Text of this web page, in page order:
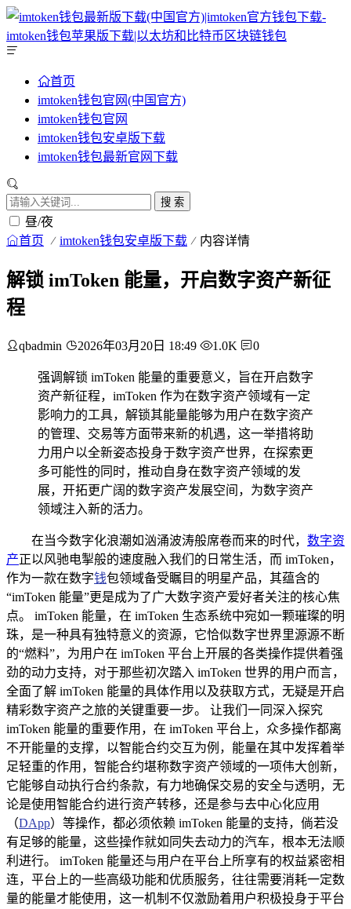
首页
imtoken钱包官网(中国官方)
imtoken钱包官网
imtoken钱包安卓版下载
imtoken钱包最新官网下载
搜 索
昼/夜
首页 imtoken钱包安卓版下载 内容详情
解锁 imToken 能量，开启数字资产新征
程
qbadmin 2026年03月20日 18:49 1.0K 0
强调解锁 imToken 能量的重要意义，旨在开启数字
资产新征程，imToken 作为在数字资产领域有一定
影响力的工具，解锁其能量能够为用户在数字资产
的管理、交易等方面带来新的机遇，这一举措将助
力用户以全新姿态投身于数字资产世界，在探索更
多可能性的同时，推动自身在数字资产领域的发
展，开拓更广阔的数字资产发展空间，为数字资产
领域注入新的活力。
在当今数字化浪潮如汹涌波涛般席卷而来的时代， 数字资
产正以风驰电掣般的速度融入我们的日常生活，而 imToken，
作为一款在数字钱包领域备受瞩目的明星产品，其蕴含的
“imToken 能量”更是成为了广大数字资产爱好者关注的核心焦
点。 imToken 能量，在 imToken 生态系统中宛如一颗璀璨的明
珠，是一种具有独特意义的资源，它恰似数字世界里源源不断
的“燃料”，为用户在 imToken 平台上开展的各类操作提供着强
劲的动力支持，对于那些初次踏入 imToken 世界的用户而言，
全面了解 imToken 能量的具体作用以及获取方式，无疑是开启
精彩数字资产之旅的关键重要一步。 让我们一同深入探究
imToken 能量的重要作用，在 imToken 平台上，众多操作都离
不开能量的支撑，以智能合约交互为例，能量在其中发挥着举
足轻重的作用，智能合约堪称数字资产领域的一项伟大创新，
它能够自动执行合约条款，有力地确保交易的安全与透明，无
论是使用智能合约进行资产转移，还是参与去中心化应用
（DApp）等操作，都必须依赖 imToken 能量的支持，倘若没
有足够的能量，这些操作就如同失去动力的汽车，根本无法顺
利进行。 imToken 能量还与用户在平台上所享有的权益紧密相
连，平台上的一些高级功能和优质服务，往往需要消耗一定数
量的能量才能使用，这一机制不仅激励着用户积极投身于平台